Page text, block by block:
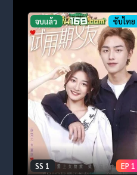
จบแล้ว ซับไทย
SS 1 EP 1